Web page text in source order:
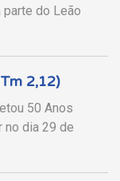
parte do Leão
2,12)
50 Anos
no dia 29 de